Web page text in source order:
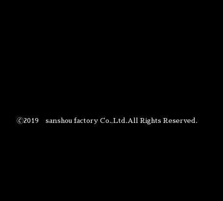
🄫2019 sanshou factory Co.,Ltd.All Rights Reserved.